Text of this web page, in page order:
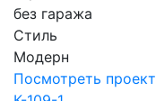
без гаража
Стиль
Модерн
Посмотреть проект